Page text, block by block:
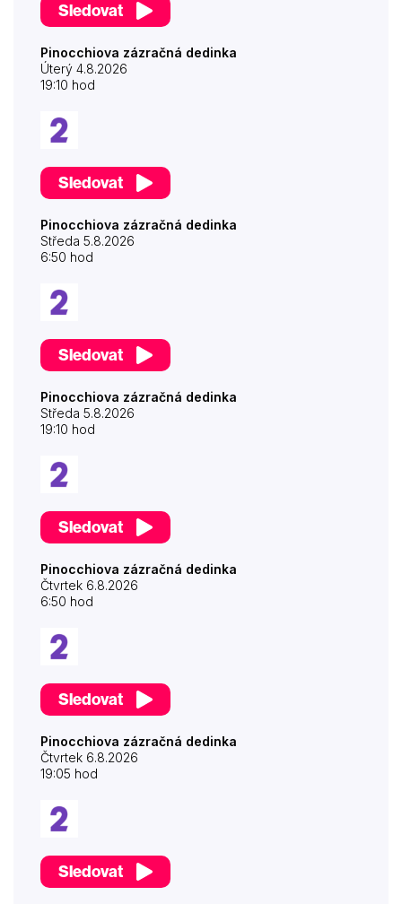
Sledovat
Pinocchiova zázračná dedinka
Úterý 4.8.2026
19:10 hod
Sledovat
Pinocchiova zázračná dedinka
Středa 5.8.2026
6:50 hod
Sledovat
Pinocchiova zázračná dedinka
Středa 5.8.2026
19:10 hod
Sledovat
Pinocchiova zázračná dedinka
Čtvrtek 6.8.2026
6:50 hod
Sledovat
Pinocchiova zázračná dedinka
Čtvrtek 6.8.2026
19:05 hod
Sledovat